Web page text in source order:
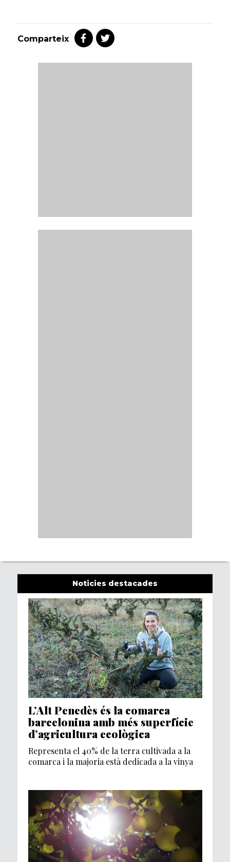
Comparteix
Noticies destacades
L’Alt Penedès és la comarca
barcelonina amb més superfície
d’agricultura ecològica
Representa el 40% de la terra cultivada a la
comarca i la majoria està dedicada a la vinya